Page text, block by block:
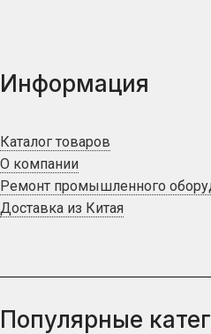
Информация
Каталог товаров
О компании
Ремонт промышленного
Доставка из Китая
Популярные